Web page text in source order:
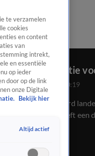
Doneeractie
2 apr 2025, 10:19
Ben Strik werd
Hartman heeft een
te verzamelen
cookies
en content
van
intrekt,
en essentiële
op ieder
door op de link
onze Digitale
Bekijk hier
Altijd actief